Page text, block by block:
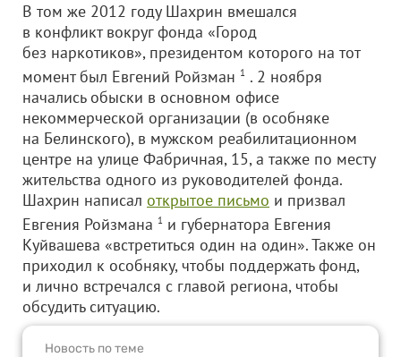
В том же 2012 году Шахрин вмешался
в конфликт вокруг фонда «Город
без наркотиков», президентом которого на тот
момент был Евгений Ройзман 1 . 2 ноября
начались обыски в основном офисе
некоммерческой организации (в особняке
на Белинского), в мужском реабилитационном
центре на улице Фабричная, 15, а также по месту
жительства одного из руководителей фонда.
Шахрин написал открытое письмо и призвал
Евгения Ройзмана 1 и губернатора Евгения
Куйвашева «встретиться один на один». Также он
приходил к особняку, чтобы поддержать фонд,
и лично встречался с главой региона, чтобы
обсудить ситуацию.
Новость по теме